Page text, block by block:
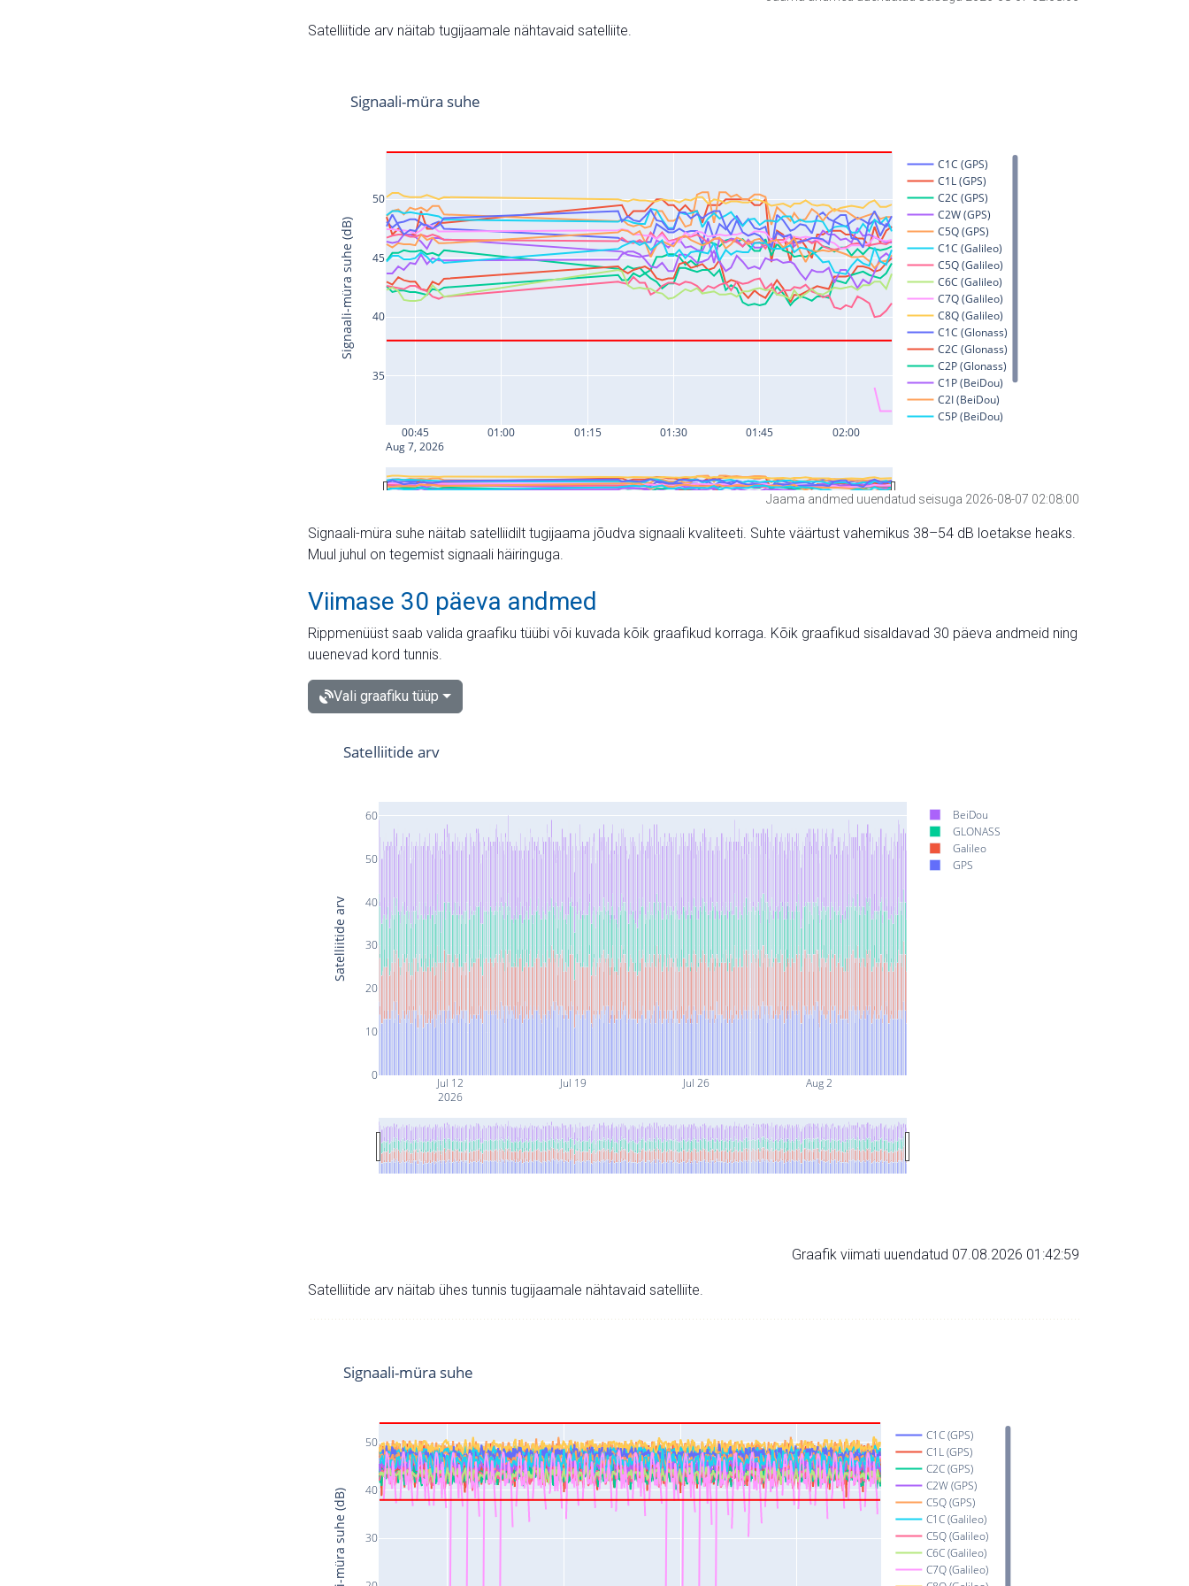
Satelliitide arv näitab tugijaamale nähtavaid satelliite.
Jaama andmed uuendatud seisuga 2026-08-07 02:08:00
Signaali-müra suhe näitab satelliidilt tugijaama jõudva signaali kvaliteeti. Suhte väärtust vahemikus 38–54 dB loetakse heaks.
Muul juhul on tegemist signaali häiringuga.
Viimase 30 päeva andmed
Rippmenüüst saab valida graafiku tüübi või kuvada kõik graafikud korraga. Kõik graafikud sisaldavad 30 päeva andmeid ning
uuenevad kord tunnis.
Vali graafiku tüüp
Jul 12
2026
Jul 19 Jul 26 Aug 2
0
10
20
30
40
50
60
BeiDou
GLONASS
Galileo
GPS
Satelliitide arv
Satelliitide arv
Graafik viimati uuendatud 07.08.2026 01:42:59
Satelliitide arv näitab ühes tunnis tugijaamale nähtavaid satelliite.
30
40
50
C1C (GPS)
C1L (GPS)
C2C (GPS)
C2W (GPS)
C5Q (GPS)
C1C (Galileo)
C5Q (Galileo)
C6C (Galileo)
C7Q (Galileo)
Signaali-müra suhe